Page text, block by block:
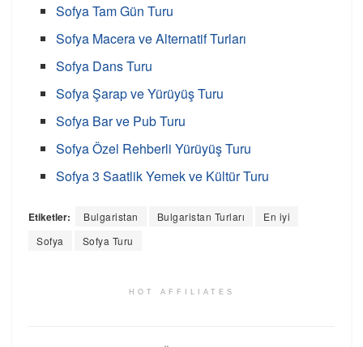
Sofya Tam Gün Turu
Sofya Macera ve Alternatif Turları
Sofya Dans Turu
Sofya Şarap ve Yürüyüş Turu
Sofya Bar ve Pub Turu
Sofya Özel Rehberli Yürüyüş Turu
Sofya 3 Saatlik Yemek ve Kültür Turu
Etiketler: Bulgaristan Bulgaristan Turları
En iyi
Sofya
Sofya Turu
HOT AFFILIATES